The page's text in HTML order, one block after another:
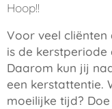
Hoop!!
Voor veel
is de kerstperiode
Daarom kun jij
een kerstattentie.
moeilijke tijd?